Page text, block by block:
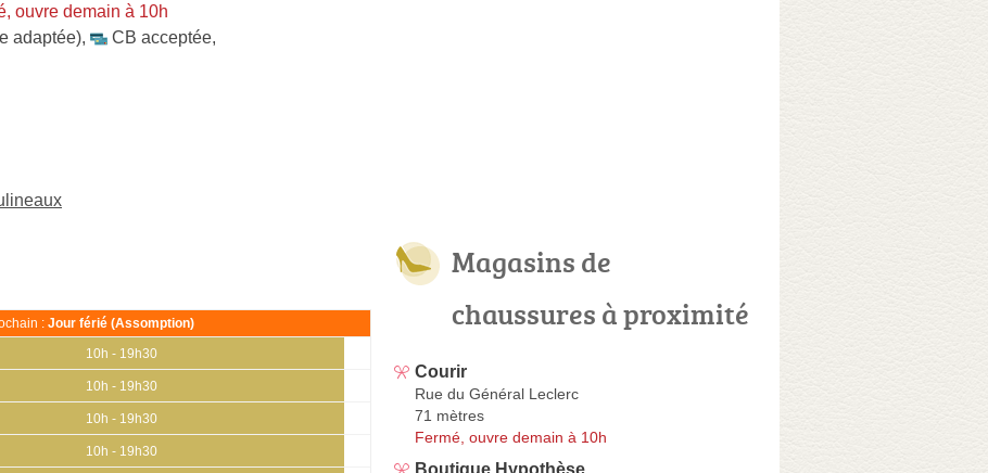
ouvre demain à 10h
adaptée), CB acceptée,
: Jour férié (Assomption)
10h - 19h30
10h - 19h30
10h - 19h30
10h - 19h30
Magasins de
chaussures à proximité
Courir
Rue du Général Leclerc
71 mètres
Fermé, ouvre demain à 10h
Boutique Hypothèse